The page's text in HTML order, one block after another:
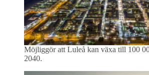
Möjliggör att Luleå kan växa till 100
2040.